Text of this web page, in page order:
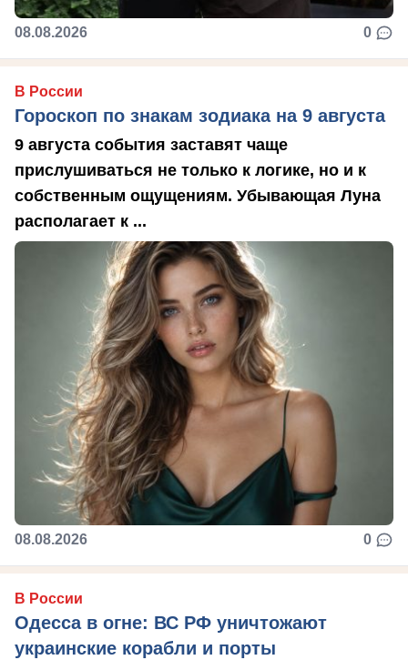
08.08.2026 0
В России
Гороскоп по знакам зодиака на 9 августа
9 августа события заставят чаще
прислушиваться не только к логике, но и к
собственным ощущениям. Убывающая Луна
располагает к ...
08.08.2026 0
В России
Одесса в огне: ВС РФ уничтожают
украинские корабли и порты